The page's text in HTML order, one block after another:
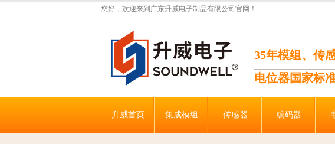
您好，欢迎来到广东升威电子制品有限公司官网！
35年模组、传
电位器国家标
升威首页 集成模组 传感器 编码器